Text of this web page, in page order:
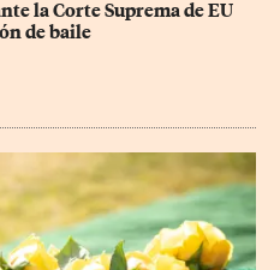
la Corte Suprema de EU
de baile